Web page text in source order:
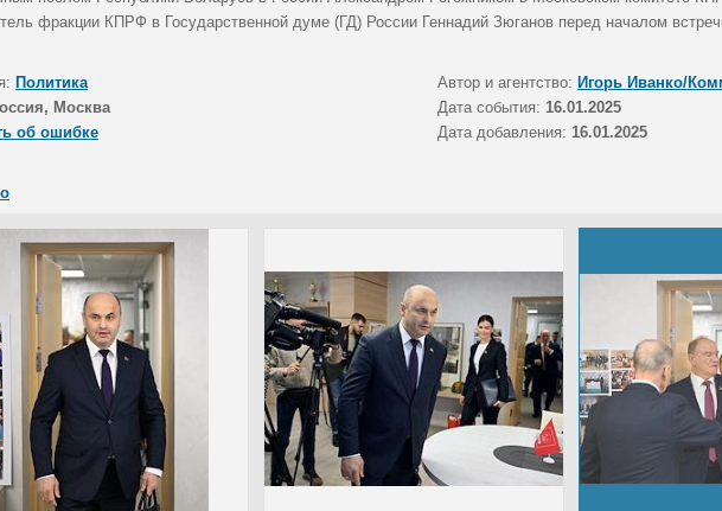
фракции КПРФ в Государственной думе (ГД) России Геннадий Зюганов перед началом
Политика Автор и агентство: Игорь Иванко/
Москва Дата события: 16.01.2025
об ошибке
Дата добавления: 16.01.2025